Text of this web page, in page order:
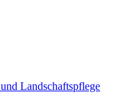
Landschaftspflege